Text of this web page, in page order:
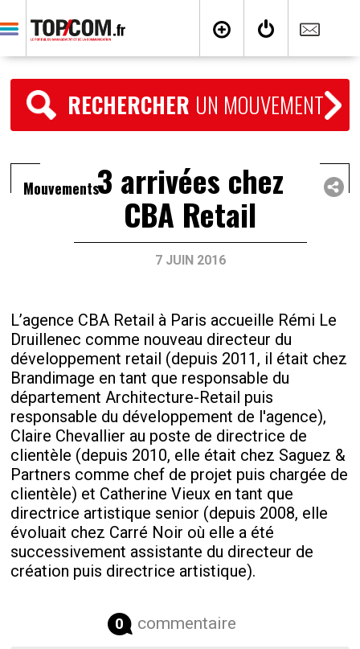
RECHERCHER UN MOUVEMENT
Mouvements3 arrivées chez
CBA Retail
7 JUIN 2016
L’agence CBA Retail à Paris accueille Rémi Le
Druillenec comme nouveau directeur du
développement retail (depuis 2011, il était chez
Brandimage en tant que responsable du
département Architecture-Retail puis
responsable du développement de l'agence),
Claire Chevallier au poste de directrice de
clientèle (depuis 2010, elle était chez Saguez &
Partners comme chef de projet puis chargée de
clientèle) et Catherine Vieux en tant que
directrice artistique senior (depuis 2008, elle
évoluait chez Carré Noir où elle a été
successivement assistante du directeur de
création puis directrice artistique).
0 commentaire